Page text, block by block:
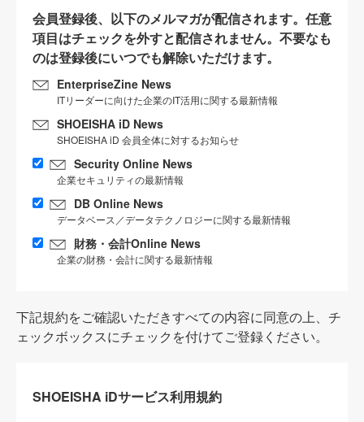
会員登録後、以下のメルマガが配信されます。任意
項目はチェックを外すと配信されません。不要なも
のは登録後にいつでも解除いただけます。
EnterpriseZine News
ITリーダーに向けた企業のIT活用に関する最新情報
SHOEISHA iD News
SHOEISHA iD 会員全体に対するお知らせ
Security Online News
企業セキュリティの最新情報
DB Online News
データベース／データテクノロジーに関する最新情報
財務・会計Online News
企業の財務・会計に関する最新情報
下記規約をご確認いただきすべての内容に同意の上、チ
ェックボックスにチェックを付けてご登録ください。
SHOEISHA iDサービス利用規約